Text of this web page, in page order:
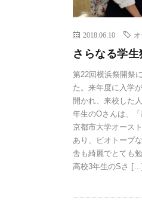
2018.06.10
さらなる学
第22回横浜祭開祭
た。来年度に入学
開かれ、来校した
年生のOさんは、
京都市大学オース
あり、ビオトープ
舎も綺麗でとても
高校3年生のSさ […]